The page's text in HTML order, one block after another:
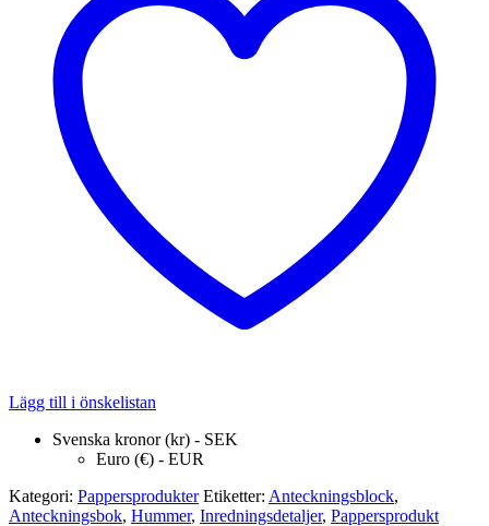
Lägg till i önskelistan
Svenska kronor (kr) - SEK
Euro (€) - EUR
Kategori: Pappersprodukter Etiketter: Anteckningsblock,
Anteckningsbok, Hummer, Inredningsdetaljer, Pappersprodukt